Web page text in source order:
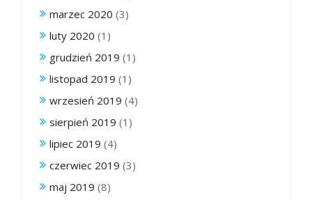
marzec 2020 (3)
luty 2020 (1)
grudzień 2019 (1)
listopad 2019 (1)
wrzesień 2019 (4)
sierpień 2019 (1)
lipiec 2019 (4)
czerwiec 2019 (3)
maj 2019 (8)